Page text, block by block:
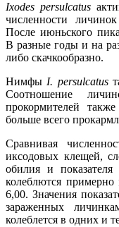
Ixodes persulcatus
численности
После июньского
В разные годы и на
либо скачкообразно.
Нимфы I. persulcatus
Соотношение
прокормителей
больше всего
Сравнивая
иксодовых клещей,
обилия и
колеблются
6,00. Значения
зараженных
колеблется в одних и